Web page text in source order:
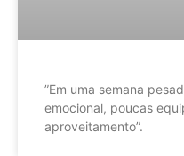
”Em uma semana
emocional, poucas
aproveitamento”.